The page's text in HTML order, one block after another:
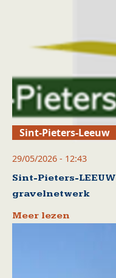
Sint-Pieters-Leeuw
29/05/2026 - 12:43
Sint-Pieters-
gravelnetwerk
Meer lezen